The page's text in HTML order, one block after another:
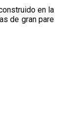
en la
de gran pare